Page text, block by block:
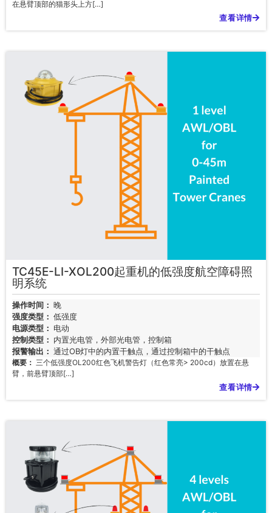
在悬臂顶部的猫形头上方[…]
查看详情
TC45E-LI-XOL200起重机的低强度航空障碍照
明系统
操作时间： 晚
强度类型： 低强度
电源类型： 电动
控制类型： 内置光电管，外部光电管，控制箱
报警输出： 通过OB灯中的内置干触点，通过控制箱中的干触点
概要： 三个低强度OL200红色飞机警告灯（红色常亮> 200cd）放置在悬
臂，前悬臂顶部[…]
查看详情